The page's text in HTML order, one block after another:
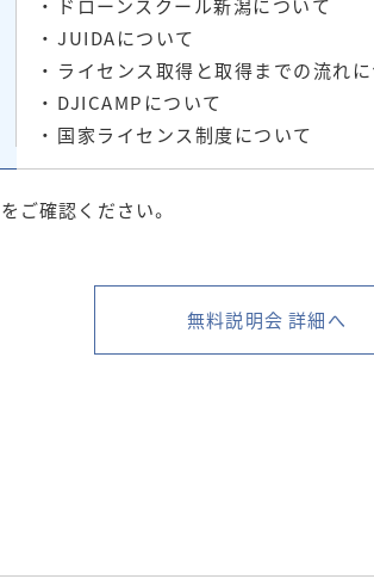
・ ドローンスクール新潟について
・ JUIDAについて
・ ライセンス取得と取得までの流れ
・ DJICAMPについて
・ 国家ライセンス制度について
ご確認ください。
無料説明会 詳細へ